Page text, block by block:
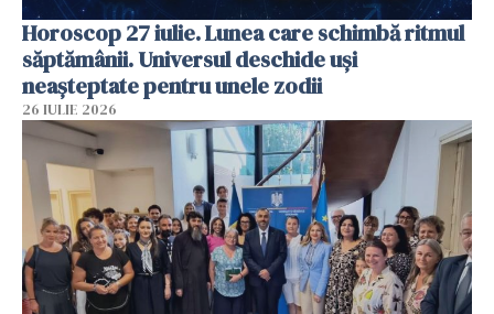
Horoscop 27 iulie. Lunea care schimbă ritmul
săptămânii. Universul deschide uși
neașteptate pentru unele zodii
26 IULIE 2026